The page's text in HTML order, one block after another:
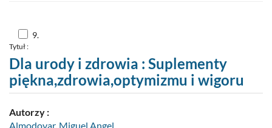
Skocz
do
9
9.
Tytuł :
Dla urody i zdrowia : Suplementy
piękna,zdrowia,optymizmu i wigoru
Autorzy :
Almodovar, Miguel Angel